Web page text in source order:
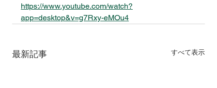
https://www.youtube.com/watch?
app=desktop&v=g7Rxy-eMOu4
最新記事 すべて表示